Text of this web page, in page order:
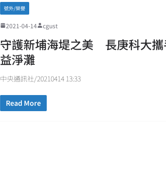
號外/榮譽
2021-04-14 cgust
守護新埔海堤之美 長庚科大攜
益淨灘
中央通訊社/20210414 13:33
Read More